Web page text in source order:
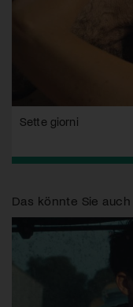
Sette giorni
Das könnte Sie